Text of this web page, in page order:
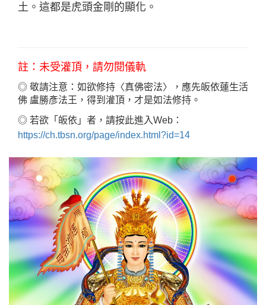
土。這都是虎頭金剛的顯化。
註：未受灌頂，請勿閱儀軌
◎ 敬請注意：如欲修持〈真佛密法〉，應先皈依蓮生活
佛 盧勝彥法王，得到灌頂，才是如法修持。
◎ 若欲「皈依」者，請按此進入Web：
https://ch.tbsn.org/page/index.html?id=14